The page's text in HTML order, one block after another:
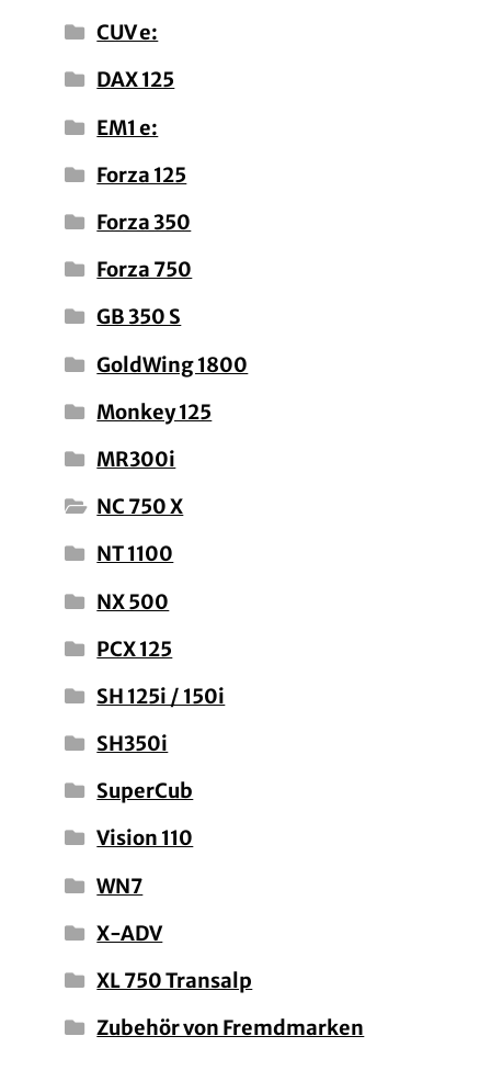
CUV e:
DAX 125
EM1 e:
Forza 125
Forza 350
Forza 750
GB 350 S
GoldWing 1800
Monkey 125
MR300i
NC 750 X
NT 1100
NX 500
PCX 125
SH 125i / 150i
SH350i
SuperCub
Vision 110
WN7
X-ADV
XL 750 Transalp
Zubehör von Fremdmarken